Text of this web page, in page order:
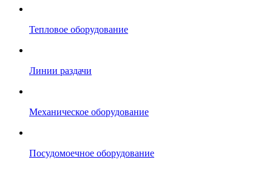
Тепловое оборудование
Линии раздачи
Механическое оборудование
Посудомоечное оборудование